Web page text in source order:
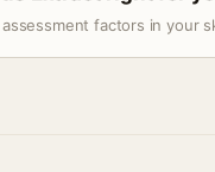
factors in your